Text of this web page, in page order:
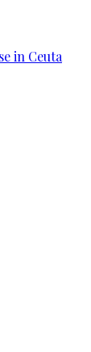
in Ceuta